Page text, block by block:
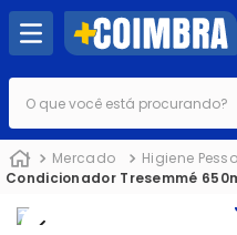
O que você está procurando?
Mercado Higiene
Condicionador Tresemmé